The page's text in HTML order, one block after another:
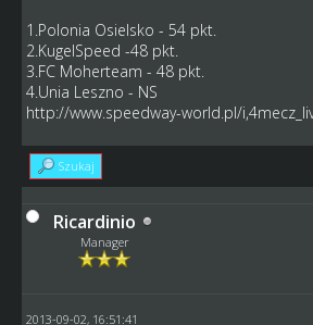
1.Polonia Osielsko - 54 pkt.
2.KugelSpeed -48 pkt.
3.FC Moherteam - 48 pkt.
4.Unia Leszno - NS
http://www.speedway-world.pl/
Szukaj
Ricardinio
Manager
2013-09-02, 16:51:41